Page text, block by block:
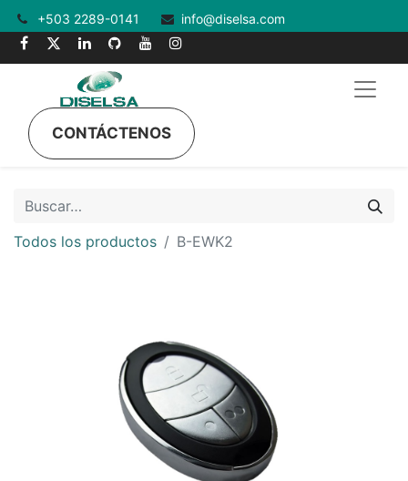
+503 2289-0141 info@diselsa.com
CONTÁCTENOS
Todos los productos B-EWK2